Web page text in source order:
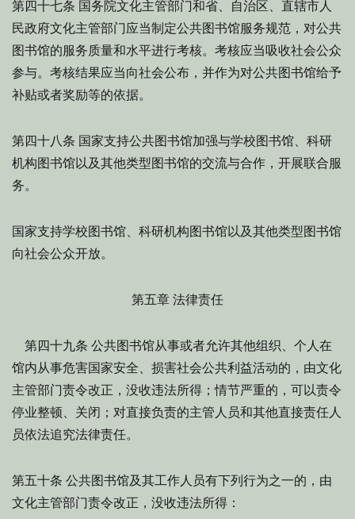
第四十七条 国务院文化主管部门和省、自治区、直辖市人
民政府文化主管部门应当制定公共图书馆服务规范，对公共
图书馆的服务质量和水平进行考核。考核应当吸收社会公众
参与。考核结果应当向社会公布，并作为对公共图书馆给予
补贴或者奖励等的依据。
第四十八条 国家支持公共图书馆加强与学校图书馆、科研
机构图书馆以及其他类型图书馆的交流与合作，开展联合服
务。
国家支持学校图书馆、科研机构图书馆以及其他类型图书馆
向社会公众开放。
第五章 法律责任
第四十九条 公共图书馆从事或者允许其他组织、个人在
馆内从事危害国家安全、损害社会公共利益活动的，由文化
主管部门责令改正，没收违法所得；情节严重的，可以责令
停业整顿、关闭；对直接负责的主管人员和其他直接责任人
员依法追究法律责任。
第五十条 公共图书馆及其工作人员有下列行为之一的，由
文化主管部门责令改正，没收违法所得：